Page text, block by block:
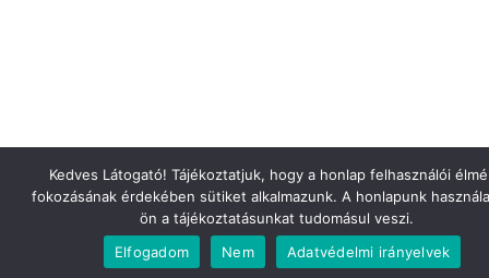
Kedves Látogató! Tájékoztatjuk, hogy a honlap felhasználói
fokozásának érdekében sütiket alkalmazunk. A honlapunk
ön a tájékoztatásunkat tudomásul veszi.
Elfogadom
Nem Adatvédelmi irányelvek